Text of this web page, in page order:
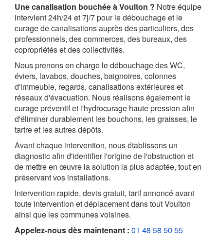
Une canalisation bouchée à Voulton ? Notre équipe
intervient 24h/24 et 7j/7 pour le débouchage et le
curage de canalisations auprès des particuliers, des
professionnels, des commerces, des bureaux, des
copropriétés et des collectivités.
Nous prenons en charge le débouchage des WC,
éviers, lavabos, douches, baignoires, colonnes
d'immeuble, regards, canalisations extérieures et
réseaux d'évacuation. Nous réalisons également le
curage préventif et l'hydrocurage haute pression afin
d'éliminer durablement les bouchons, les graisses, le
tartre et les autres dépôts.
Avant chaque intervention, nous établissons un
diagnostic afin d'identifier l'origine de l'obstruction et
de mettre en œuvre la solution la plus adaptée, tout en
préservant vos installations.
Intervention rapide, devis gratuit, tarif annoncé avant
toute intervention et déplacement dans tout Voulton
ainsi que les communes voisines.
Appelez-nous dès maintenant : 01 48 58 50 55